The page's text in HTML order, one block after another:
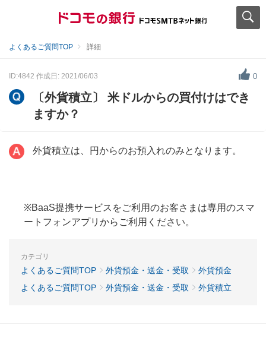
よくあるご質問TOP 詳細
ID:4842 作成日: 2021/06/03 0
〔外貨積立〕 米ドルからの買付けはでき
ますか？
外貨積立は、円からのお預入れのみとなります。
※BaaS提携サービスをご利用のお客さまは専用のスマ
ートフォンアプリからご利用ください。
カテゴリ
よくあるご質問TOP 外貨預金・送金・受取
外貨預金
よくあるご質問TOP
外貨預金・送金・受取 外貨積立